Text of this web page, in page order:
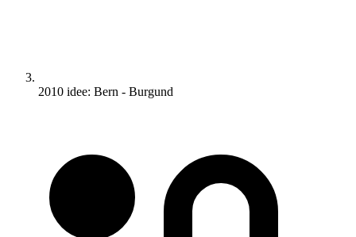
2010 idee: Bern - Burgund